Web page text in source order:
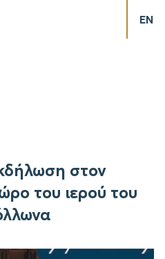
EN
στον
του ιερού του